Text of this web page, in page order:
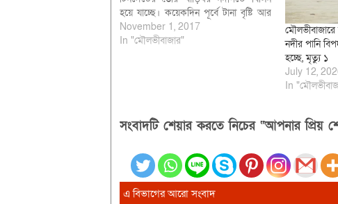
হয়ে যাচ্ছে। কয়েকদিন পূর্বে টানা বৃষ্টি আর
উজান থেকে পাহাড়ি ঢলের কারনে নদীর
পানি বৃদ্ধির ফলে এসব বাড়িঘর হটাৎ করে
November 1, 2017
In "মৌলভীবাজার"
মৌলভীবাজারে
নদীর পানি
হচ্ছে, মৃত্যু ১
July 12,
In
সংবাদটি শেয়ার করতে নিচের “আপনার প্রিয়
এ বিভাগের আরো সংবাদ